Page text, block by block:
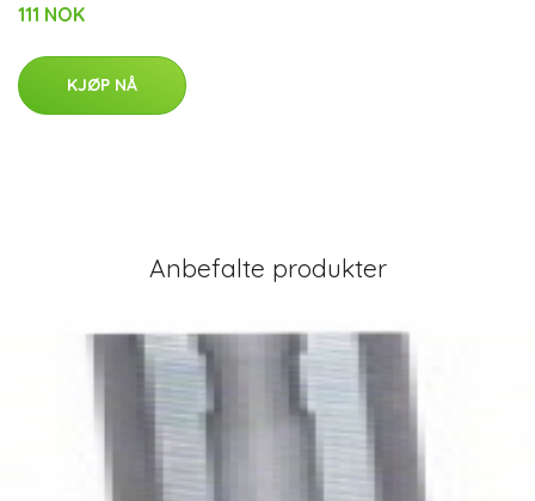
111 NOK
KJØP NÅ
Anbefalte produkter